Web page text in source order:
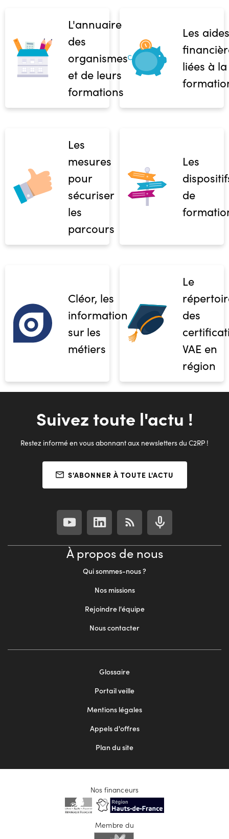
L'annuaire
des
organismes
et de leurs
formations
Les aides
liées à la
Les
mesures
pour
sécuriser
les
parcours
Les
de
Cléor, les
informations
sur les
métiers
Le
des
VAE en
région
Suivez toute l'actu !
Restez informé en vous abonnant aux newsletters du C2RP !
S'ABONNER À TOUTE L'ACTU
À propos de nous
Qui sommes-nous ?
Nos missions
Rejoindre l'équipe
Nous contacter
Glossaire
Portail veille
Mentions légales
Appels d'offres
Plan du site
Nos financeurs
Membre du